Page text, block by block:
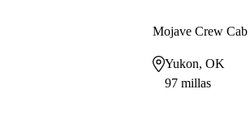
Mojave Crew
Yukon, OK
97 millas